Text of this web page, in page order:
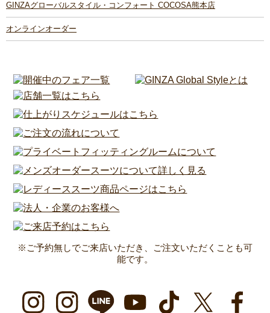
GINZAグローバルスタイル・コンフォート COCOSA熊本店
オンラインオーダー
※ご予約無しでご来店いただき、ご注文いただくことも可
能です。